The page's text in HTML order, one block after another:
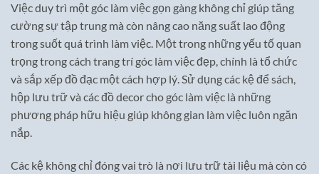
Việc duy trì một góc làm việc gọn gàng không chỉ giúp tăng
cường sự tập trung mà còn nâng cao năng suất lao động
trong suốt quá trình làm việc. Một trong những yếu tố quan
trọng trong cách trang trí góc làm việc đẹp, chính là tổ chức
và sắp xếp đồ đạc một cách hợp lý. Sử dụng các kệ để sách,
hộp lưu trữ và các đồ decor cho góc làm việc là những
phương pháp hữu hiệu giúp không gian làm việc luôn ngăn
nắp.
Các kệ không chỉ đóng vai trò là nơi lưu trữ tài liệu mà còn có